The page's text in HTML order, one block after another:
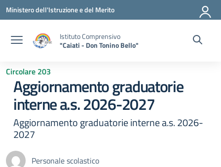
Vai ai contenuti
Vai al menu di navigazione
Vai al footer
Ministero dell'Istruzione e del Merito
Istituto Comprensivo
"Caiati - Don Tonino Bello"
Circolare 203
Aggiornamento graduatorie
interne a.s. 2026-2027
Aggiornamento graduatorie interne a.s. 2026-
2027
Personale scolastico